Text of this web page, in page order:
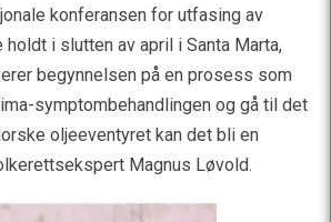
konferansen for utfasing av
i slutten av april i Santa Marta,
begynnelsen på en prosess som
symptombehandlingen og gå til det
oljeeventyret kan det bli en
Magnus Løvold.